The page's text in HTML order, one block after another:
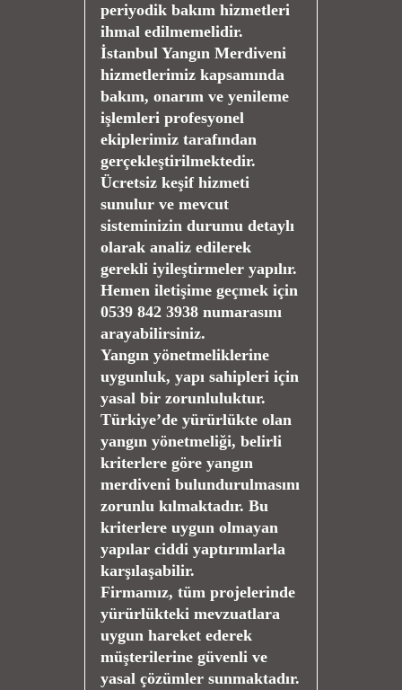
periyodik bakım hizmetleri
ihmal edilmemelidir.
İstanbul Yangın Merdiveni
hizmetlerimiz kapsamında
bakım, onarım ve yenileme
işlemleri profesyonel
ekiplerimiz tarafından
gerçekleştirilmektedir.
Ücretsiz keşif hizmeti
sunulur ve mevcut
sisteminizin durumu detaylı
olarak analiz edilerek
gerekli iyileştirmeler yapılır.
Hemen iletişime geçmek için
0539 842 3938 numarasını
arayabilirsiniz.
Yangın yönetmeliklerine
uygunluk, yapı sahipleri için
yasal bir zorunluluktur.
Türkiye’de yürürlükte olan
yangın yönetmeliği, belirli
kriterlere göre yangın
merdiveni bulundurulmasını
zorunlu kılmaktadır. Bu
kriterlere uygun olmayan
yapılar ciddi yaptırımlarla
karşılaşabilir.
Firmamız, tüm projelerinde
yürürlükteki mevzuatlara
uygun hareket ederek
müşterilerine güvenli ve
yasal çözümler sunmaktadır.